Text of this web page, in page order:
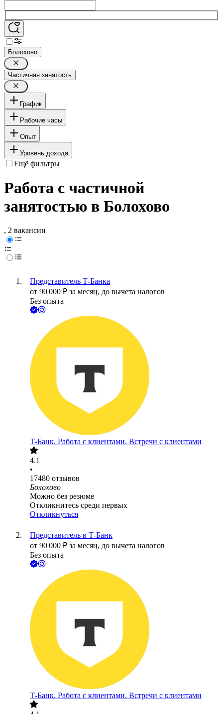
Болохово
Частичная занятость
График
Рабочие часы
Опыт
Уровень дохода
Ещё фильтры
Работа с частичной
занятостью в Болохово
, 2 вакансии
Представитель Т-Банка
от 90 000 ₽ за месяц, до вычета налогов
Без опыта
Т-Банк. Работа с клиентами. Встречи с клиентами
4.1
•
17480 отзывов
Болохово
Можно без резюме
Откликнитесь среди первых
Откликнуться
Представитель в Т-Банк
от 90 000 ₽ за месяц, до вычета налогов
Без опыта
Т-Банк. Работа с клиентами. Встречи с клиентами